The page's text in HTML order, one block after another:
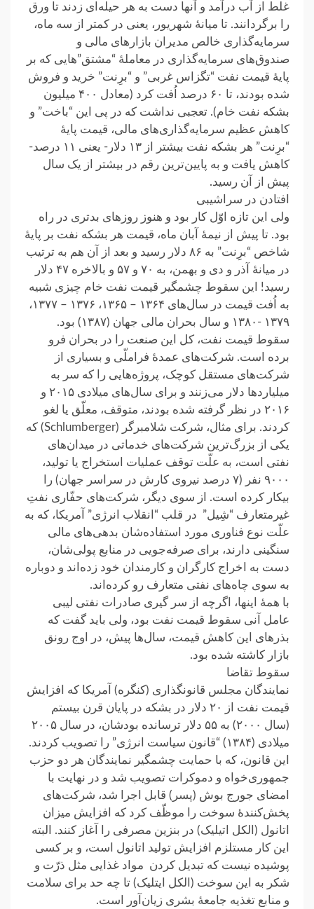
غلط از آب درآمد و آنها دست به هر حیله‌ای زدند تا ورق
را برگردانند. تا میانهٔ شهریور، یعنی در کمتر از سه ماه،
سرمایه‌گذاری خالص مدیران بازارهای مالی و
صندوق‌های سرمایه‌گذاری در معاملهٔ “مشتق”‌هایی که بر
پایهٔ قیمت نفت “تگزاس غربی” و “برِنت” خرید و فروش
شده بودند، تا ۶۰ درصد اُفت کرد (معادل ۴۰۰ میلیون
بشکه نفت خام). تعجبی نداشت که در پی این “باخت” و
کاهش عظیم سرمایه‌گذاری‌های مالی، قیمت پایهٔ
“برِنت” هر بشکه نفت بیشتر از ۱۳ دلار- یعنی ۱۱ درصد-
کاهش یافت و به پایین‌ترین رقم در بیشتر از یک سال
پیش از آن رسید.
افتادن در سراشیبی
ولی این تازه اوّل کار بود و هنوز روزهای بدتری در راه
بود. تا پیش از نیمهٔ آبان ماه، قیمت هر بشکه نفت بر پایهٔ
شاخص “برِنت” به ۸۶ دلار رسید و بعد از آن هم به ترتیب
در میانهٔ آذر و دی و بهمن، به ۷۰ و ۵۷ و بالاخره ۴۷ دلار
رسید! این سقوط چشمگیر قیمت نفت خام چیزی شبیه
به اُفت قیمت در سال‌های ۱۳۶۴ – ۱۳۶۵، ۱۳۷۶ – ۱۳۷۷،
۱۳۷۹ -۱۳۸۰ و سال بحران مالی جهان (۱۳۸۷) بود.
سقوط قیمت نفت، کل این صنعت را در بحران فرو
برده است. شرکت‌های عمدهٔ فراملّی و بسیاری از
شرکت‌های مستقل کوچک، پروژه‌هایی را که سر به
میلیاردها دلار می‌زنند و برای سال‌های میلادی ۲۰۱۵ و
۲۰۱۶ در نظر گرفته شده بودند، متوقف، معلّق یا لغو
کردند. برای مثال، شرکت شلامبرگر (Schlumberger) که
یکی از بزرگ‌ترین شرکت‌های خدماتی در میدان‌های
نفتی است، به علّت توقف عملیات استخراج یا تولید،
۹۰۰۰ نفر (۷ درصد نیروی کارش در سراسر جهان) را
بیکار کرده است. از سوی دیگر، شرکت‌های حفّاری نفتِ
غیرمتعارف “شِیل” در قلب “انقلاب انرژی” آمریکا، که به
علّت نوع فناوری مورد استفاده‌شان بدهی‌های مالی
سنگینی دارند، برای صرفه‌جویی در منابع پولی‌شان،
دست به اخراج کارگران و کارمندان خود زده‌اند و دوباره
به سوی چاه‌های نفتی متعارف رو کرده‌اند.
با همهٔ اینها، اگرچه از سر گیری صادرات نفتی لیبی
عامل آنی سقوط قیمت نفت بود، ولی باید گفت که
بذرهای این کاهش قیمت، سال‌ها پیش، در اوج رونق
بازار کاشته شده بود.
سقوط تقاضا
نمایندگان مجلس قانونگذاری (کنگره) آمریکا که افزایش
قیمت نفت از ۲۰ دلار در بشکه در پایان قرن بیستم
(سال ۲۰۰۰) به ۵۵ دلار ترسانده بودشان، در سال ۲۰۰۵
میلادی (۱۳۸۴) “قانون سیاست انرژی” را تصویب کردند.
این قانون، که با حمایت چشمگیر نمایندگان هر دو حزب
جمهوری‌خواه و دموکرات تصویب شد و در نهایت با
امضای جورج بوش (پسر) قابل اجرا شد، شرکت‌های
پخش‌کنندهٔ سوخت را موظّف کرد که افزایش میزان
اتانول (الکل اتیلیک) در بنزین مصرفی را آغاز کنند. البته
این کار مستلزم افزایش تولید اتانول است، و بر کسی
پوشیده نیست که تبدیل کردن مواد غذایی مثل ذرّت و
شکر به این سوخت (الکل ایتلیک) تا چه حد برای سلامت
و منابع تغذیه جامعهٔ بشری زیان‌آور است.